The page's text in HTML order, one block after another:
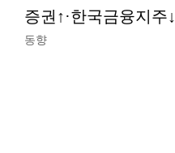
증권↑·한국금융지주↓
동향